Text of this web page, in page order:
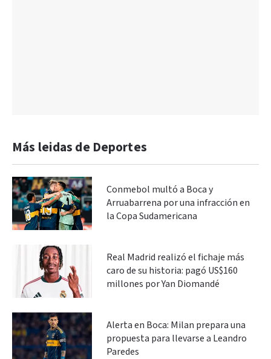
Más leidas de Deportes
Conmebol multó a Boca y
Arruabarrena por una infracción en
la Copa Sudamericana
Real Madrid realizó el fichaje más
caro de su historia: pagó US$160
millones por Yan Diomandé
Alerta en Boca: Milan prepara una
propuesta para llevarse a Leandro
Paredes